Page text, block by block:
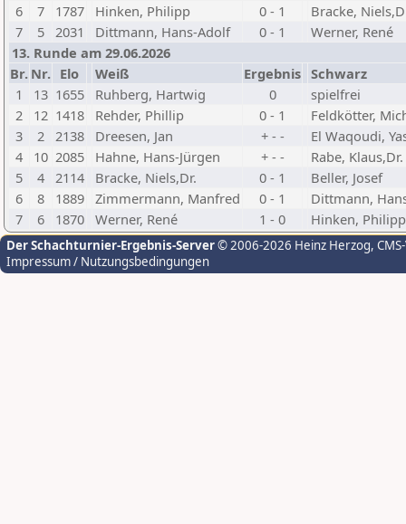
6
7 1787 Hinken, Philipp 0 - 1
Bracke,
7
5 2031 Dittmann, Hans-Adolf 0 - 1
Werner, René
13. Runde am 29.06.2026
Br. Nr. Elo Weiß Ergebnis Schwarz
1
13 1655 Ruhberg, Hartwig 0
spielfrei
2
12 1418 Rehder, Phillip 0 - 1
Feldkötter,
3
2 2138 Dreesen, Jan + - -
El Waqoudi,
4
10 2085 Hahne, Hans-Jürgen + - -
Rabe, Klaus,Dr.
5
4 2114 Bracke, Niels,Dr. 0 - 1
Beller, Josef
6
8 1889 Zimmermann, Manfred 0 - 1
Dittmann,
7
6 1870 Werner, René 1 - 0 Hinken, Philipp
Der Schachturnier-Ergebnis-Server© 2006-2026 Heinz Herzog,
Impressum / Nutzungsbedingungen